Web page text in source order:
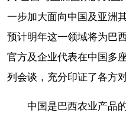
一步加大面向中国及亚洲
预计明年这一领域将为巴
官方及企业代表在中国多
列会谈，充分印证了各方
中国是巴西农业产品